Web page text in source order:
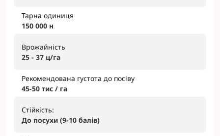
Тарна одиниця
150 000 н
Врожайність
25 - 37 ц/га
Рекомендована густота до посіву
45-50 тис / га
Стійкість:
До посухи (9-10 балів)